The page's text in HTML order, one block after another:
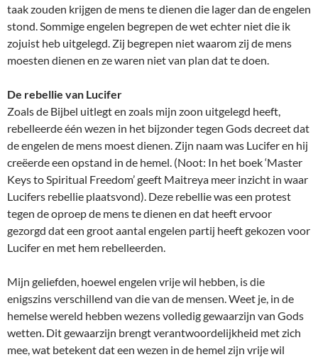
taak zouden krijgen de mens te dienen die lager dan de engelen
stond. Sommige engelen begrepen de wet echter niet die ik
zojuist heb uitgelegd. Zij begrepen niet waarom zij de mens
moesten dienen en ze waren niet van plan dat te doen.
De rebellie van Lucifer
Zoals de Bijbel uitlegt en zoals mijn zoon uitgelegd heeft,
rebelleerde één wezen in het bijzonder tegen Gods decreet dat
de engelen de mens moest dienen. Zijn naam was Lucifer en hij
creëerde een opstand in de hemel. (Noot: In het boek ‘Master
Keys to Spiritual Freedom’ geeft Maitreya meer inzicht in waar
Lucifers rebellie plaatsvond). Deze rebellie was een protest
tegen de oproep de mens te dienen en dat heeft ervoor
gezorgd dat een groot aantal engelen partij heeft gekozen voor
Lucifer en met hem rebelleerden.
Mijn geliefden, hoewel engelen vrije wil hebben, is die
enigszins verschillend van die van de mensen. Weet je, in de
hemelse wereld hebben wezens volledig gewaarzijn van Gods
wetten. Dit gewaarzijn brengt verantwoordelijkheid met zich
mee, wat betekent dat een wezen in de hemel zijn vrije wil